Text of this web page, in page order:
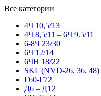
Все категории
4Ч 10,5/13
4Ч 8,5/11 – 6Ч 9.5/11
6-8Ч 23/30
6Ч 12/14
6ЧН 18/22
SKL (NVD-26, 36, 48)
Г60-Г72
Д6 – Д12